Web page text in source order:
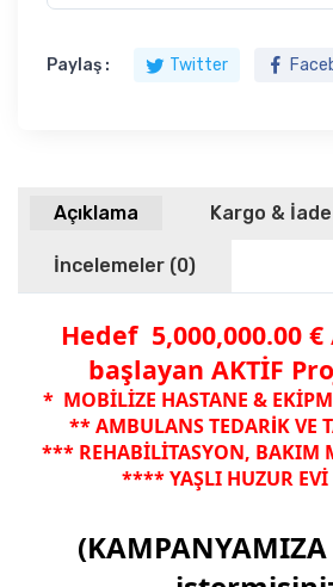
Paylaş : Twitter
Açıklama Kargo & İade
İncelemeler (0)
Hedef 5,000,000.00
başlayan AKTİF
* MOBİLİZE HASTANE &
** AMBULANS TEDARİK VE
*** REHABİLİTASYON, BAKIM
**** YAŞLI HUZUR EVİ